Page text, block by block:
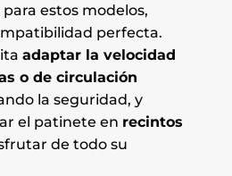
estos modelos,
perfecta.
adaptar la velocidad
o de circulación
la seguridad, y
el patinete en recintos
de todo su